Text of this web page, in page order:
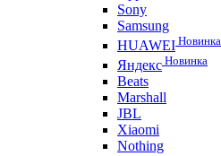
Sony
Samsung
HUAWEI Новинка
Яндекс Новинка
Beats
Marshall
JBL
Xiaomi
Nothing